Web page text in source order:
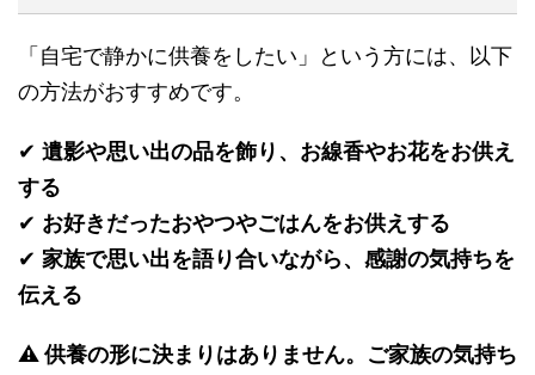
「自宅で静かに供養をしたい」という方には、以下
の方法がおすすめです。
✔ 遺影や思い出の品を飾り、お線香やお花をお供え
する
✔ お好きだったおやつやごはんをお供えする
✔ 家族で思い出を語り合いながら、感謝の気持ちを
伝える
⚠ 供養の形に決まりはありません。ご家族の気持ち